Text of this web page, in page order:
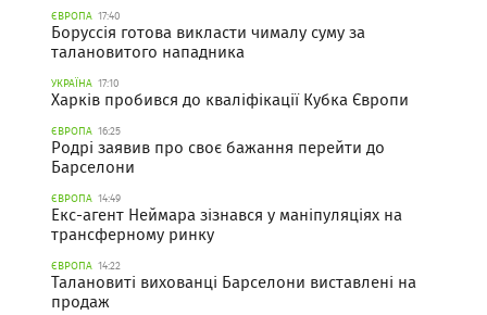
ЄВРОПА 17:40
Боруссія готова викласти чималу суму за
талановитого нападника
УКРАЇНА 17:10
Харків пробився до кваліфікації Кубка Європи
ЄВРОПА 16:25
Родрі заявив про своє бажання перейти до
Барселони
ЄВРОПА 14:49
Екс-агент Неймара зізнався у маніпуляціях на
трансферному ринку
ЄВРОПА 14:22
Талановиті вихованці Барселони виставлені на
продаж